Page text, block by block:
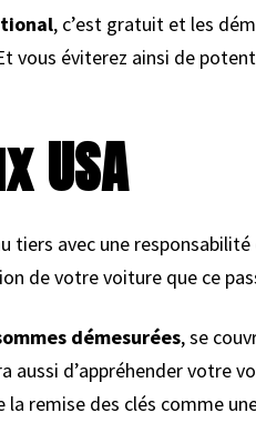
, c’est gratuit et les
vous éviterez ainsi de
USA
tiers avec une
de votre voiture que ce
démesurées, se
d’appréhender votre
remise des clés comme